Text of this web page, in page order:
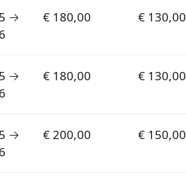
→
€ 180,00 € 130,00
→
€ 180,00 € 130,00
→
€ 200,00 € 150,00